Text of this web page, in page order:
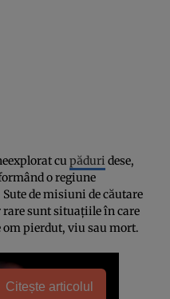
cu păduri dese,
o regiune
de misiuni de căutare
rare sunt situaţiile în care
om pierdut, viu sau mort.
Citește articolul